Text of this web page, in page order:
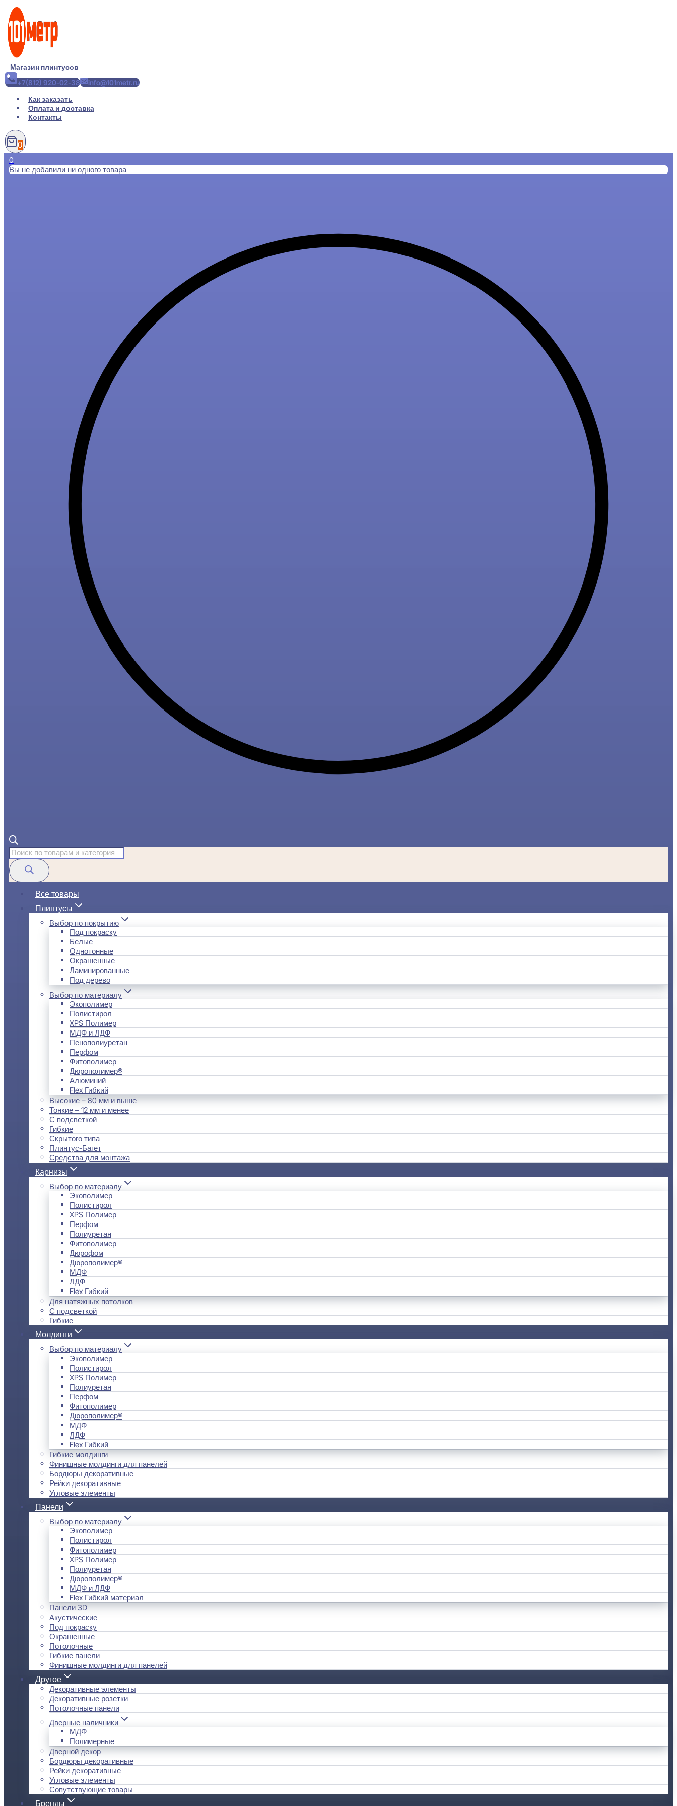
Перейти
содержимому
Магазин плинтусов
+7(812) 920-02-38
info@101metr.ru
Как заказать
Оплата и доставка
Контакты
0
0
Вы не добавили ни одного товара
Поиск
товаров
Все товары
Плинтусы
Выбор по покрытию
Под покраску
Белые
Однотонные
Окрашенные
Ламинированные
Под дерево
Выбор по материалу
Экополимер
Полистирол
XPS Полимер
МДФ и ЛДФ
Пенополиуретан
Перфом
Фитополимер
Дюрополимер®
Алюминий
Flex Гибкий
Высокие – 80 мм и выше
Тонкие – 12 мм и менее
С подсветкой
Гибкие
Скрытого типа
Плинтус-Багет
Средства для монтажа
Карнизы
Выбор по материалу
Экополимер
Полистирол
XPS Полимер
Перфом
Полиуретан
Фитополимер
Дюрофом
Дюрополимер®
МДФ
ЛДФ
Flex Гибкий
Для натяжных потолков
С подсветкой
Гибкие
Молдинги
Выбор по материалу
Экополимер
Полистирол
XPS Полимер
Полиуретан
Перфом
Фитополимер
Дюрополимер®
МДФ
ЛДФ
Flex Гибкий
Гибкие молдинги
Финишные молдинги для панелей
Бордюры декоративные
Рейки декоративные
Угловые элементы
Панели
Выбор по материалу
Экополимер
Полистирол
Фитополимер
XPS Полимер
Полиуретан
Дюрополимер®
МДФ и ЛДФ
Flex Гибкий материал
Панели 3D
Акустические
Под покраску
Окрашенные
Потолочные
Гибкие панели
Финишные молдинги для панелей
Другое
Декоративные элементы
Декоративные розетки
Потолочные панели
Дверные наличники
МДФ
Полимерные
Дверной декор
Бордюры декоративные
Рейки декоративные
Угловые элементы
Сопутствующие товары
Бренды